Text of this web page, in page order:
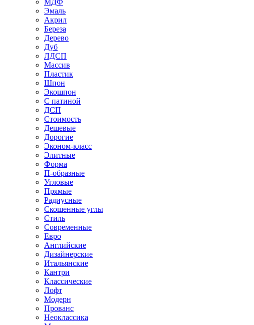
Эмаль
Акрил
Береза
Дерево
Дуб
ЛДСП
Массив
Пластик
Шпон
Экошпон
С патиной
ДСП
Стоимость
Дешевые
Дорогие
Эконом-класс
Элитные
Форма
П-образные
Угловые
Прямые
Радиусные
Скошенные углы
Стиль
Современные
Евро
Английские
Дизайнерские
Итальянские
Кантри
Классические
Лофт
Модерн
Прованс
Неоклассика